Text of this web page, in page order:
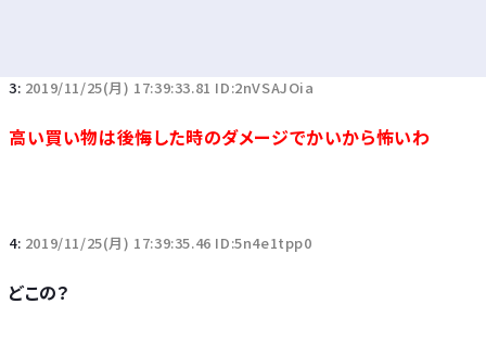
3: 2019/11/25(月) 17:39:33.81 ID:2nVSAJOia
高い買い物は後悔した時のダメージでかいから怖いわ
4: 2019/11/25(月) 17:39:35.46 ID:5n4e1tpp0
どこの？